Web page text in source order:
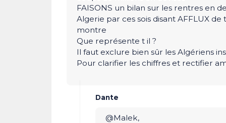
FAISONS un bilan sur les rentres en
Algerie par ces sois disant AFFLUX
montre
Que représente t il ?
Il faut exclure bien sûr les Algériens
Pour clarifier les chiffres et rectifier
Dante
@Malek,